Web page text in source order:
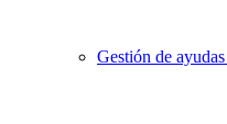
Gestión de